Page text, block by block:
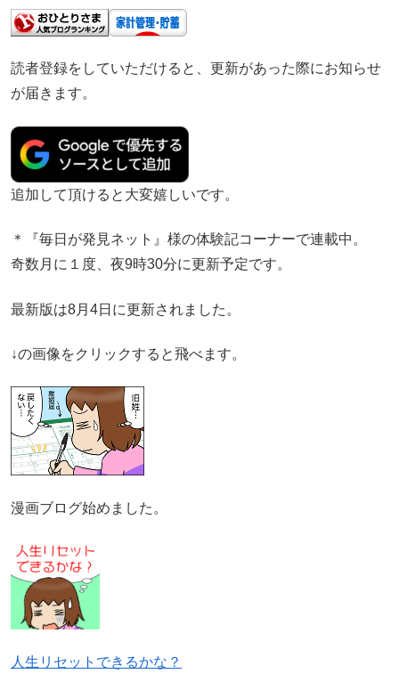
読者登録をしていただけると、更新があった際にお知らせ
が届きます。
追加して頂けると大変嬉しいです。
＊『毎日が発見ネット』様の体験記コーナーで連載中。
奇数月に１度、夜9時30分に更新予定です。
最新版は8月4日に更新されました。
↓の画像をクリックすると飛べます。
漫画ブログ始めました。
人生リセットできるかな？